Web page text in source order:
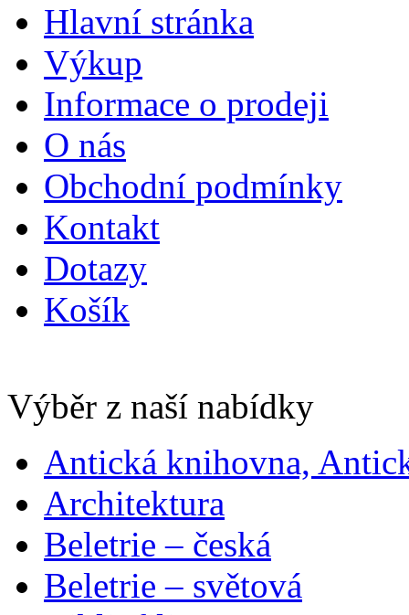
Hlavní stránka
Výkup
Informace o prodeji
O nás
Obchodní podmínky
Kontakt
Dotazy
Košík
Výběr z naší nabídky
Antická knihovna,
Architektura
Beletrie – česká
Beletrie – světová